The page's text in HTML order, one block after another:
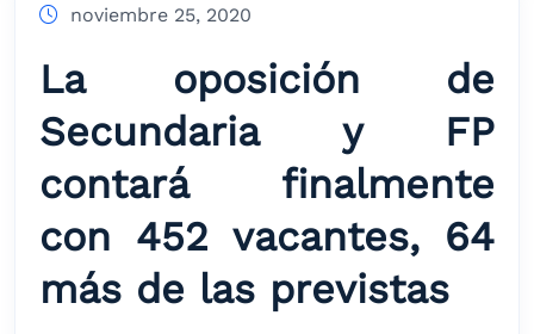
noviembre 25, 2020
La oposición de
Secundaria y FP
contará finalmente
con 452 vacantes, 64
más de las previstas